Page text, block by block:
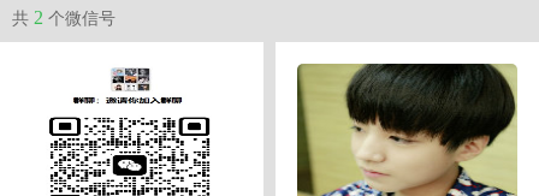
共 2 个微信号